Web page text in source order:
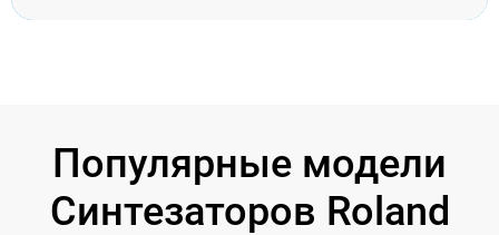
Популярные модели
Синтезаторов Roland